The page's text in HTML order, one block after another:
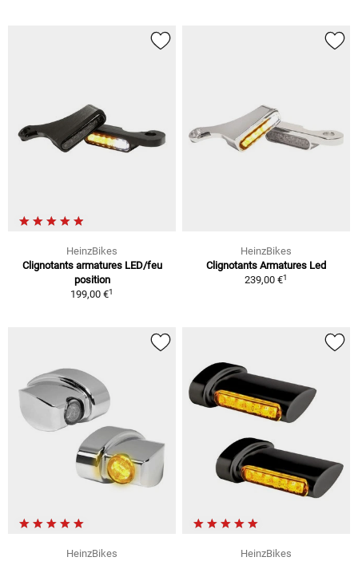
HeinzBikes
Clignotants armatures LED/feu
position
199,00 €1
HeinzBikes
Clignotants Armatures Led
239,00 €1
HeinzBikes
HeinzBikes